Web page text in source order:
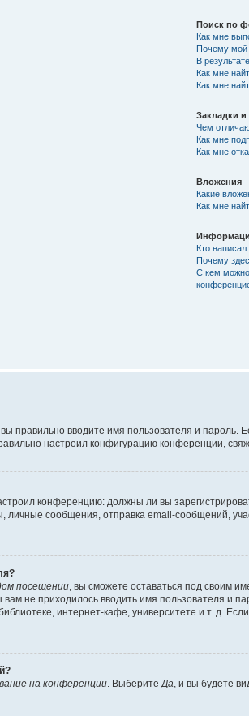
Поиск по
Как мне
Почему мой
В
Как мне
Как мне
Закладки
Чем
Как мне
Как мне
Вложения
Какие
Как мне
Кто
Почему
С кем можно
правильно вводите имя пользователя и
настроил конфигурацию конференции,
конференцию: должны ли вы
сообщения, отправка email-сообщений,
посещении , вы сможете оставаться под своим
вам не приходилось вводить имя пользователя
интернет-кафе, университете и т. д. Если
на конференции . Выберите Да , и вы будете